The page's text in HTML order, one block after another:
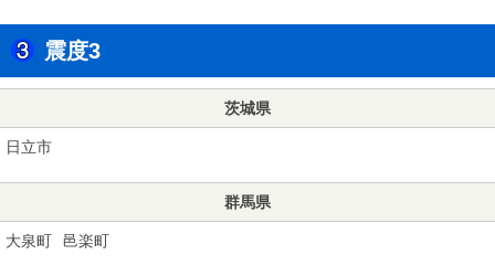
震度3
茨城県
日立市
群馬県
大泉町 邑楽町